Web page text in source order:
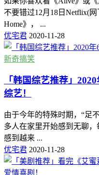
不要错过12月18日Netflix(
Home》， ...
优宅君 2020-11-28
新奇搞笑
「韩国综艺推荐」
综艺！
由于今年的特殊时期，“足
多人在家里开始感到无聊
感到越来 ...
优宅君 2020-11-28